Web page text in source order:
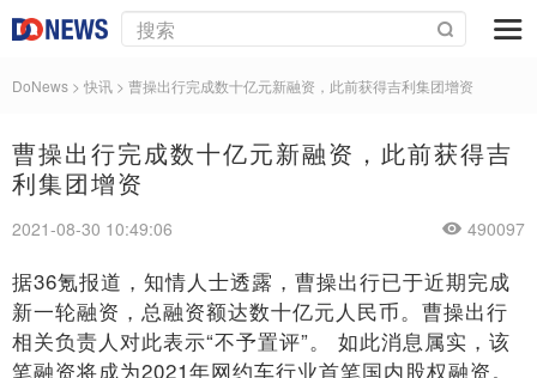
DoNews > 快讯 > 曹操出行完成数十亿元新融资，此前获得吉利集团增资
曹操出行完成数十亿元新融资，此前获得吉
利集团增资
2021-08-30 10:49:06 490097
据36氪报道，知情人士透露，曹操出行已于近期完成
新一轮融资，总融资额达数十亿元人民币。曹操出行
相关负责人对此表示“不予置评”。 如此消息属实，该
笔融资将成为2021年网约车行业首笔国内股权融资。